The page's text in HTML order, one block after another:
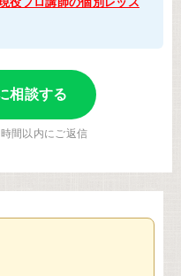
相談する
間以内にご返信